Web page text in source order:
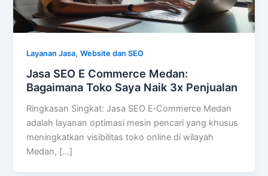
Layanan Jasa,Website dan SEO
Jasa SEO E Commerce Medan:
Bagaimana Toko Saya Naik 3x Penjualan
Ringkasan Singkat: Jasa SEO E‑Commerce Medan
adalah layanan optimasi mesin pencari yang khusus
meningkatkan visibilitas toko online di wilayah
Medan, […]